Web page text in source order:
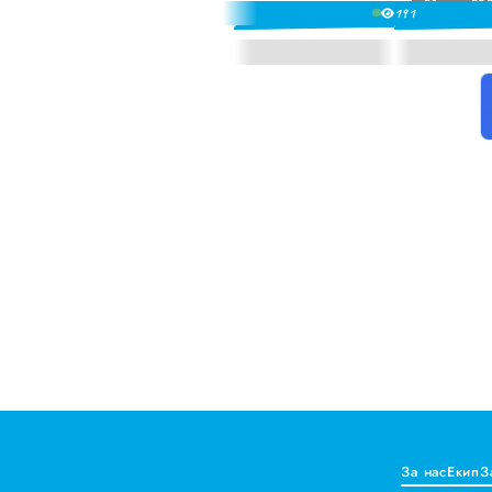
Краставиците са 95%
Как да постъпваме с
Публични са
21 юли
191
2
3
За насЕкип